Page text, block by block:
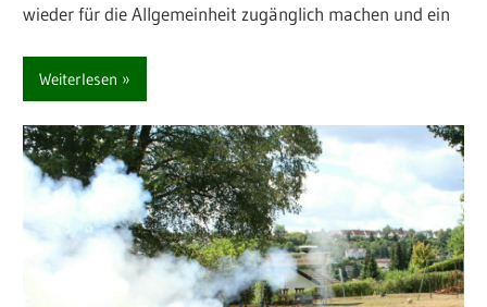
wieder für die Allgemeinheit zugänglich machen und ein
Weiterlesen